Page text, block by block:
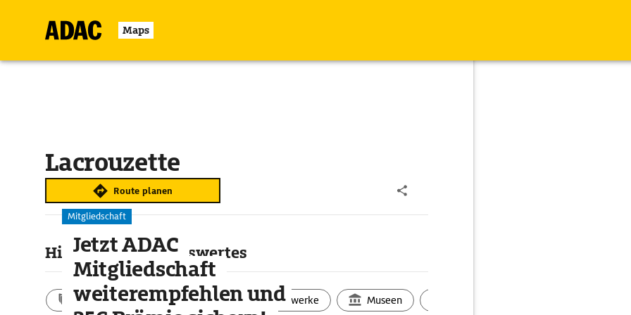
Maps
Lacrouzette
Route planen
Highlights & Sehenswertes
Aktivitäten Landschaft Bauwerke Museen
Mitgliedschaft
Jetzt ADAC
Mitgliedschaft
weiterempfehlen und